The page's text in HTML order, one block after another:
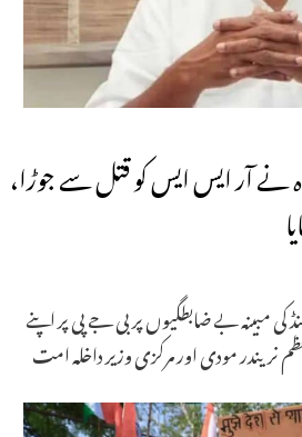
آر ایس ایس کو قتل سے جوڑا،
کی مبینہ بے ضابطگیوں پر بی جے پی پر اپنے
نریندر مودی اور مرکزی وزیر داخلہ امت